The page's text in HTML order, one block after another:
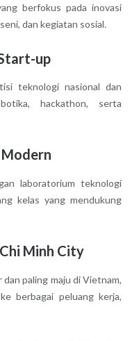
berfokus pada inovasi
dan kegiatan sosial.
up
teknologi nasional dan
hackathon, serta
Modern
laboratorium teknologi
kelas yang mendukung
Minh City
paling maju di Vietnam,
berbagai peluang kerja,